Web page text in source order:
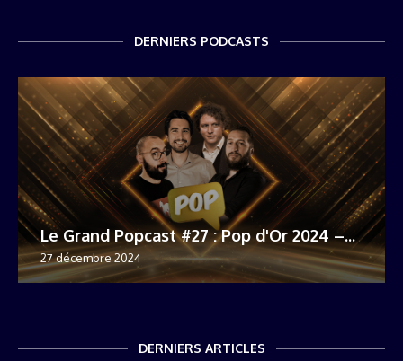
DERNIERS PODCASTS
Le Grand Popcast #27 : Pop d'Or 2024 –...
27 décembre 2024
DERNIERS ARTICLES